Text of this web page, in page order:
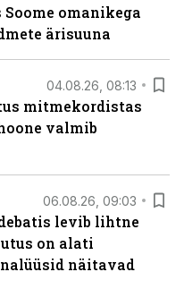
Soome omanikega
ärisuuna
04.08.26, 08:13
mitmekordistas
valmib
06.08.26, 09:03
levib lihtne
on alati
näitavad